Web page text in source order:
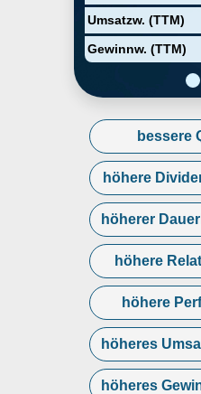
Umsatzw. (TTM)
Gewinnw. (TTM)
bessere
höhere
höherer
höhere
höhere
höheres
höheres